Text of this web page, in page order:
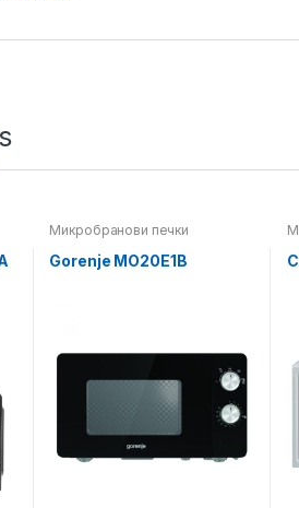
Микробранови печки
Gorenje MO20E1B